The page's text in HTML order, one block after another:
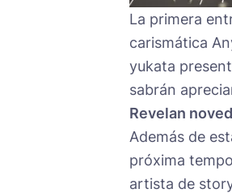
La primera
carismática
yukata
sabrán
Revelan
Además de
próxima
artista de